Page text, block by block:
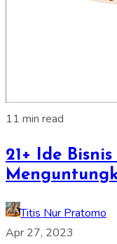
11 min read
21+ Ide
Titis Nur Pratomo
Apr 27, 2023